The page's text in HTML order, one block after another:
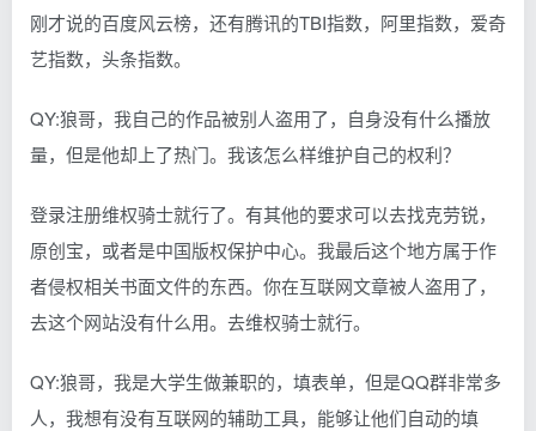
刚才说的百度风云榜，还有腾讯的TBI指数，阿里指数，爱奇
艺指数，头条指数。
QY:狼哥，我自己的作品被别人盗用了，自身没有什么播放
量，但是他却上了热门。我该怎么样维护自己的权利？
登录注册维权骑士就行了。有其他的要求可以去找克劳锐，
原创宝，或者是中国版权保护中心。我最后这个地方属于作
者侵权相关书面文件的东西。你在互联网文章被人盗用了，
去这个网站没有什么用。去维权骑士就行。
QY:狼哥，我是大学生做兼职的，填表单，但是QQ群非常多
人，我想有没有互联网的辅助工具，能够让他们自动的填